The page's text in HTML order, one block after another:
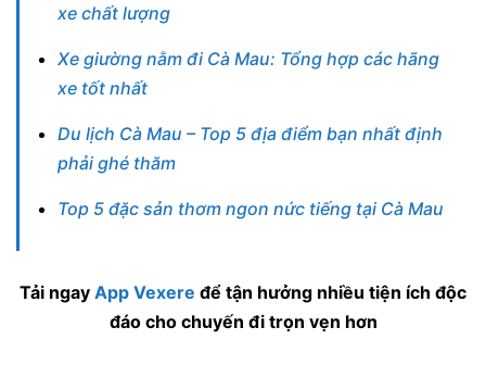
xe chất lượng
Xe giường nằm đi Cà Mau: Tổng hợp các hãng
xe tốt nhất
Du lịch Cà Mau – Top 5 địa điểm bạn nhất định
phải ghé thăm
Top 5 đặc sản thơm ngon nức tiếng tại Cà Mau
Tải ngay App Vexere để tận hưởng nhiều tiện ích độc
đáo cho chuyến đi trọn vẹn hơn